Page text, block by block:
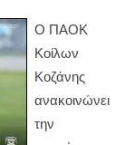
Ο ΠΑΟΚ
Κοίλων
Κοζάνης
ανακοινώνει
την